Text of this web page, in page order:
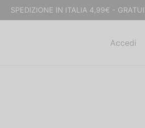
SPEDIZIONE IN ITALIA 4,99€ -
Accedi